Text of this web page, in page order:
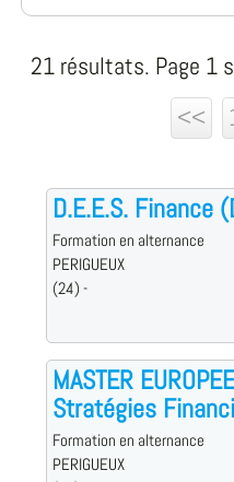
21 résultats. Page 1
<<
D.E.E.S. Finance
Formation en alternance
PERIGUEUX
(24) -
MASTER
Stratégies
Formation en alternance
PERIGUEUX